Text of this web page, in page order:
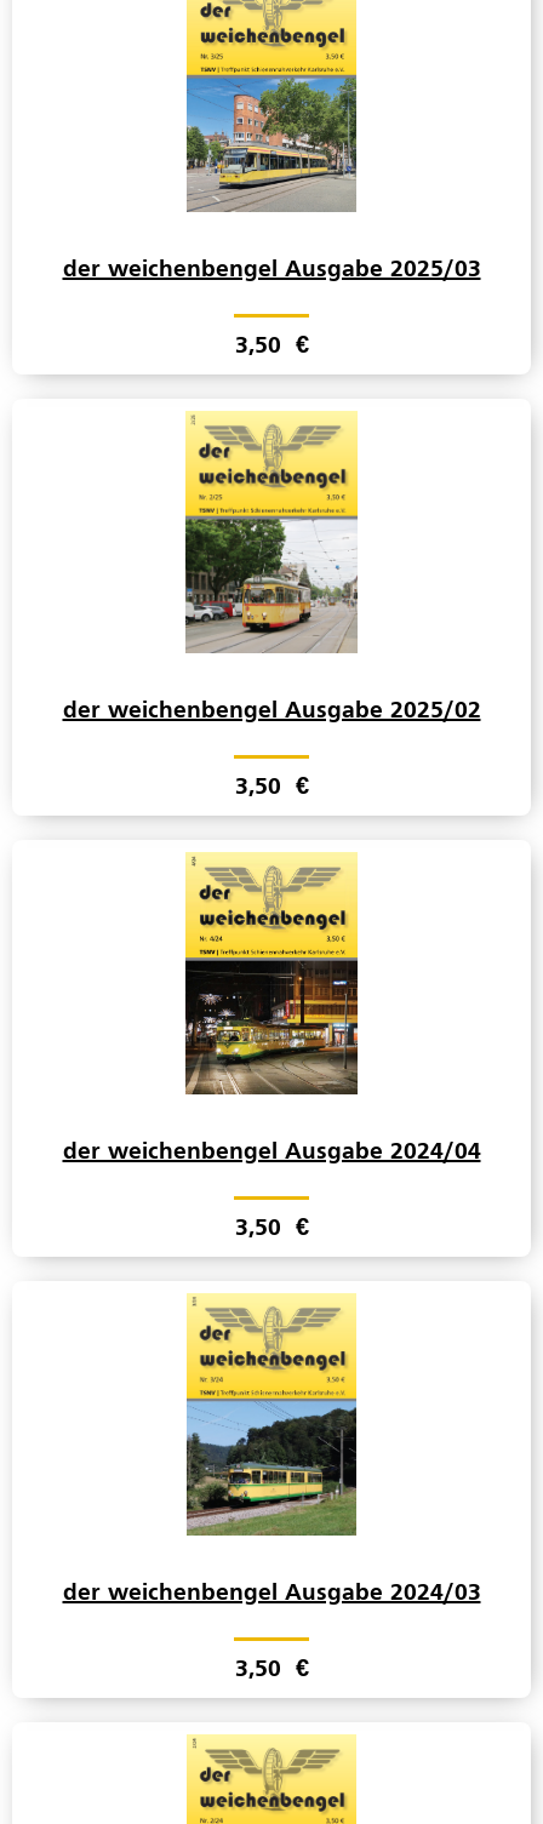
der weichenbengel Ausgabe 2025/03
3,50 €
der weichenbengel Ausgabe 2025/02
3,50 €
der weichenbengel Ausgabe 2024/04
3,50 €
der weichenbengel Ausgabe 2024/03
3,50 €